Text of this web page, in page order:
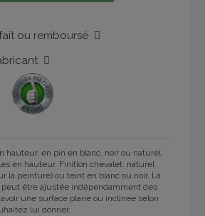
ou remboursé
hauteur, en pin en blanc, noir ou naturel.
en hauteur. Finition chevalet: naturel
la peinture) ou teint en blanc ou noir. La
être ajustée indépendamment des
une surface plane ou inclinée selon
lui donner.